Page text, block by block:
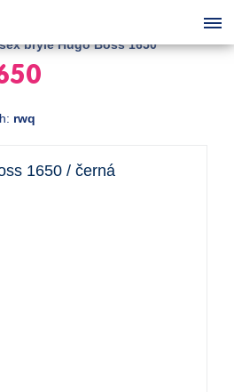
brýle Hugo Boss 1650
rwq